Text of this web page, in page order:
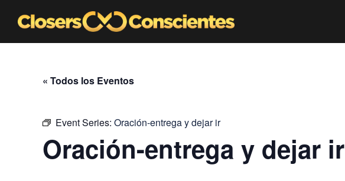
« Todos los Eventos
Event Series: Oración-entrega y dejar ir
Oración-entrega y dejar ir